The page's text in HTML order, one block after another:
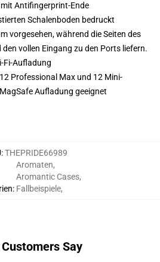
Antifingerprint-Ende
Schalenboden bedruckt
vorgesehen, während die Seiten des
vollen Eingang zu den Ports liefern.
Fi-Aufladung
Professional Max und 12 Mini-
Aufladung geeignet
:THEPRIDE66989
:
Aromaten,
Aromantic Cases,
Fallbeispiele,
Say